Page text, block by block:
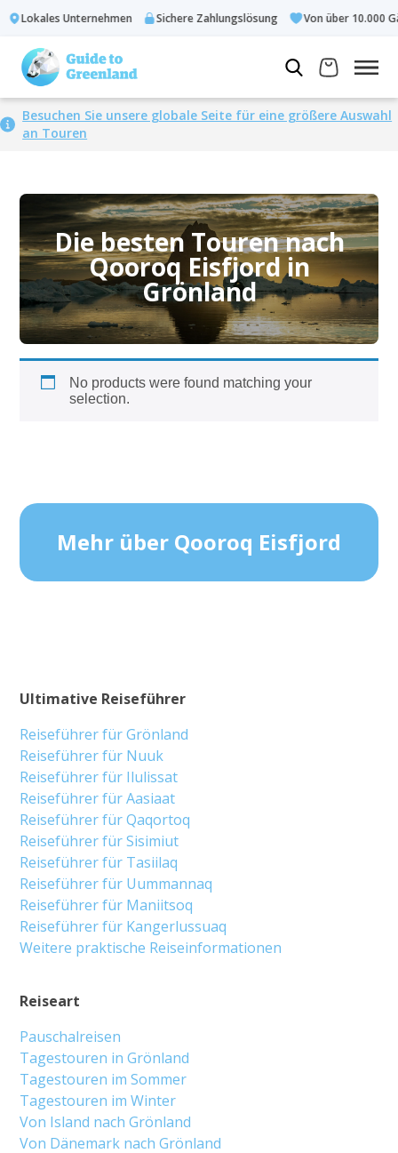
Lokales Unternehmen Sichere Zahlungslösung Von über 10.000
Besuchen Sie unsere globale Seite für eine größere Auswahl
an Touren
Die besten Touren nach
Qooroq Eisfjord in
Grönland
No products were found matching your
selection.
Mehr über Qooroq Eisfjord
Reiseart
Pauschalreisen
Tagestouren in Grönland
Tagestouren im Sommer
Tagestouren im Winter
Von Island nach Grönland
Von Dänemark nach Grönland
Ultimative Reiseführer
Reiseführer für Grönland
Reiseführer für Nuuk
Reiseführer für Ilulissat
Reiseführer für Aasiaat
Reiseführer für Qaqortoq
Reiseführer für Sisimiut
Reiseführer für Tasiilaq
Reiseführer für Uummannaq
Reiseführer für Maniitsoq
Reiseführer für Kangerlussuaq
Weitere praktische Reiseinformationen